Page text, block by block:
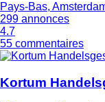
Pays-Bas,
299 annonces
4.7
55 commentaires
Kortum